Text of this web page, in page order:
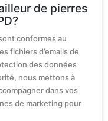
de pierres
conformes au
fichiers d’emails de
des données
nous mettons à
dans vos
de marketing pour